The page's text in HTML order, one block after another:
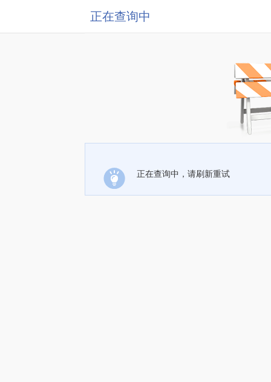
正在查询中
正在查询中，请刷新重试